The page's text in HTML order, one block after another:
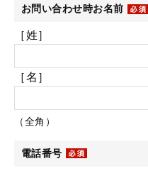
お問い合わせ時お名前
［姓］
［名］
（全角）
電話番号